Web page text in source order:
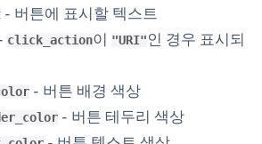
- 버튼에 표시할 텍스트
click_action이 "URI"인 경우 표시되
- 버튼 배경 색상
- 버튼 테두리 색상